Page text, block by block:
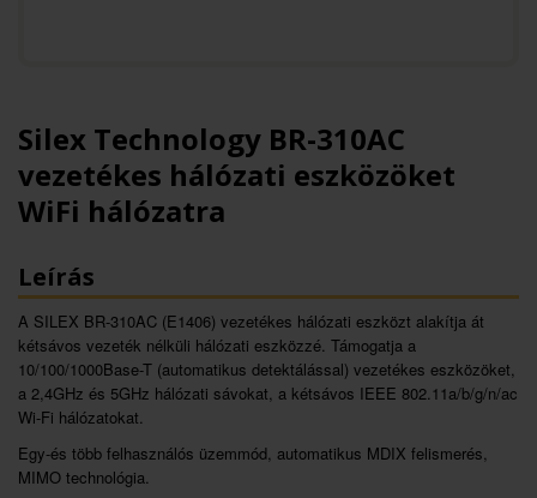
Silex Technology BR-310AC
vezetékes hálózati eszközöket
WiFi hálózatra
Leírás
A SILEX BR-310AC (E1406) vezetékes hálózati eszközt alakítja át
kétsávos vezeték nélküli hálózati eszközzé. Támogatja a
10/100/1000Base-T (automatikus detektálással) vezetékes eszközöket,
a 2,4GHz és 5GHz hálózati sávokat, a kétsávos IEEE 802.11a/b/g/n/ac
Wi-Fi hálózatokat.
Egy-és több felhasználós üzemmód, automatikus MDIX felismerés,
MIMO technológia.